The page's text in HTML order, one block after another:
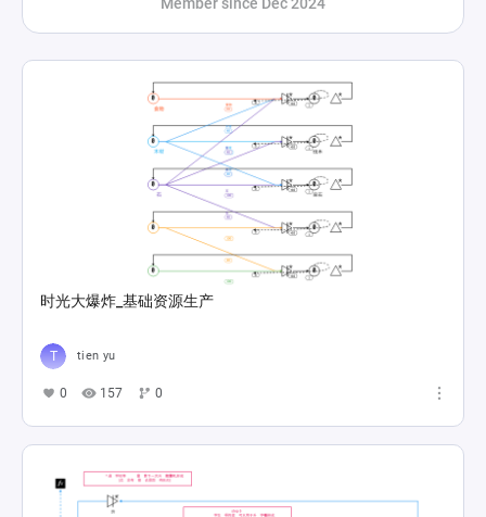
时光大爆炸_基础资源生产
tien yu
0 157 0